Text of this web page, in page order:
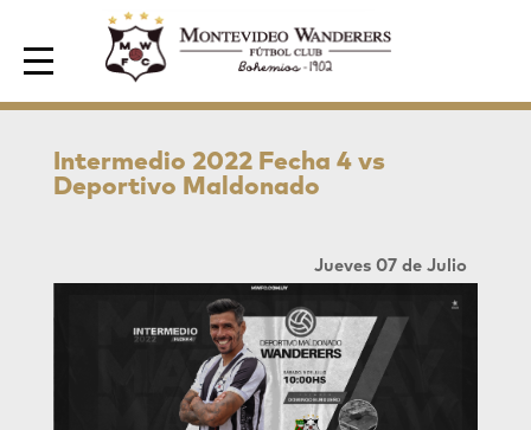
Area de Socios
Intermedio 2022 Fecha 4 vs
Deportivo Maldonado
Jueves 07 de Julio